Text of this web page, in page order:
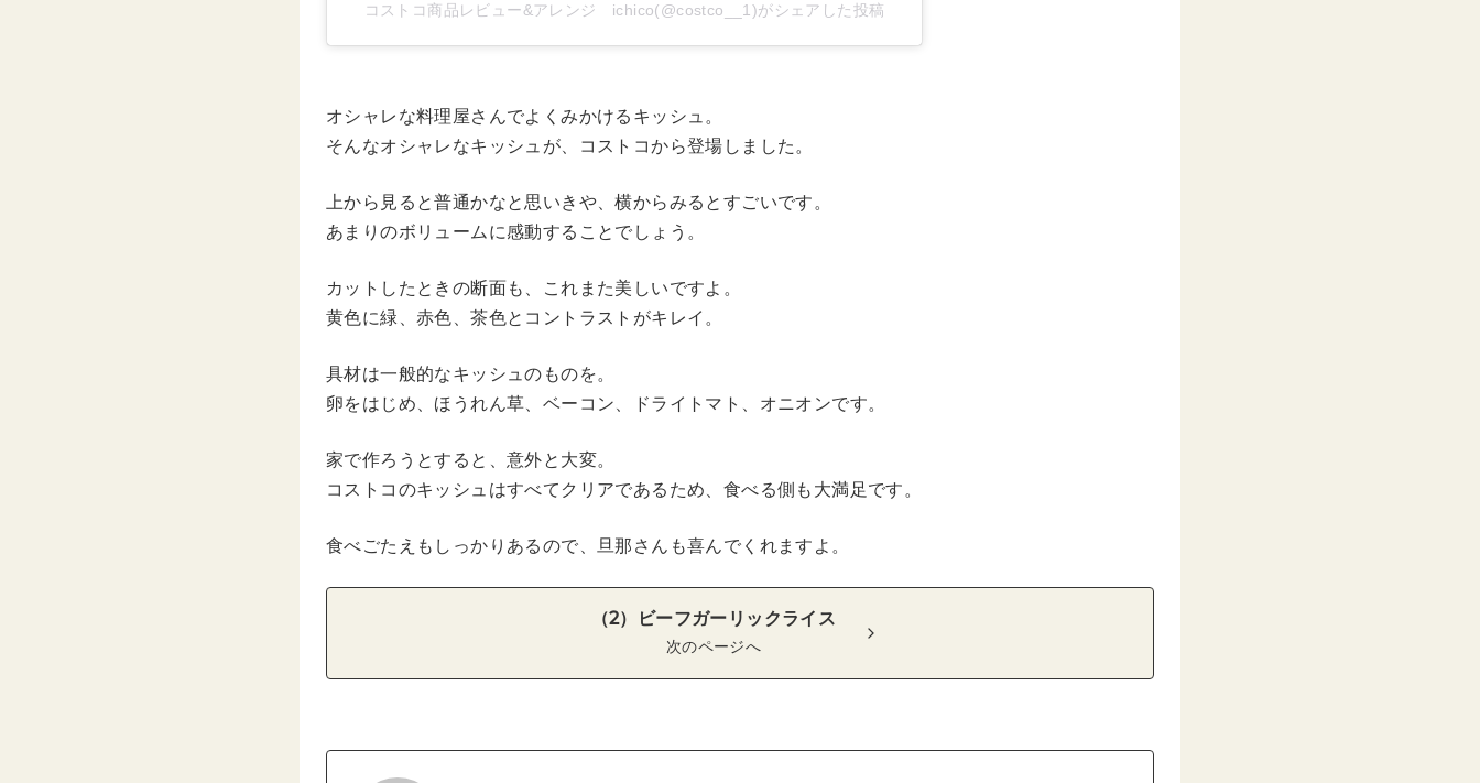
コストコ商品レビュー&アレンジ ichico(@costco__1)がシェアした投稿
オシャレな料理屋さんでよくみかけるキッシュ。
そんなオシャレなキッシュが、コストコから登場しました。
上から見ると普通かなと思いきや、横からみるとすごいです。
あまりのボリュームに感動することでしょう。
カットしたときの断面も、これまた美しいですよ。
黄色に緑、赤色、茶色とコントラストがキレイ。
具材は一般的なキッシュのものを。
卵をはじめ、ほうれん草、ベーコン、ドライトマト、オニオンです。
家で作ろうとすると、意外と大変。
コストコのキッシュはすべてクリアであるため、食べる側も大満足です。
食べごたえもしっかりあるので、旦那さんも喜んでくれますよ。
（2）ビーフガーリックライス
次のページへ